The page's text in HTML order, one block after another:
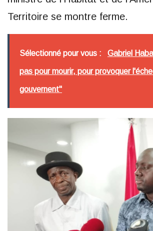
Territoire se montre ferme.
Sélectionné pour vous : Gabriel
pas pour mourir, pour provoquer
gouvernent"